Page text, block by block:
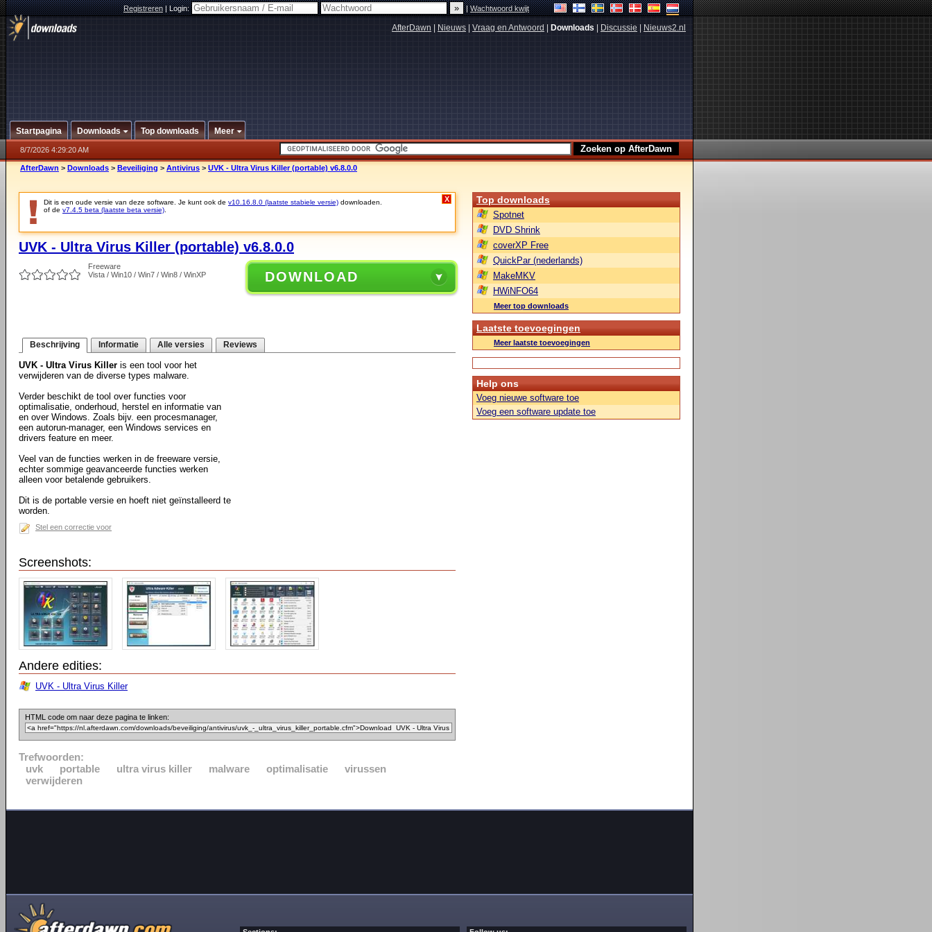
Registreren|Login: |Wachtwoord kwijt
AfterDawn Nieuws Vraag en Antwoord Downloads Discussie Nieuws2.nl
Startpagina Downloads Top downloads Meer
8/7/2026 4:29:20 AM
AfterDawn > Downloads > Beveiliging > Antivirus > UVK - Ultra Virus Killer (portable) v6.8.0.0
Dit is een oude versie van deze software. Je kunt ook de v10.16.8.0 (laatste stabiele versie) downloaden.
of de v7.4.5 beta (laatste beta versie)
X
UVK - Ultra Virus Killer (portable) v6.8.0.0
Freeware
Vista / Win10 / Win7 / Win8 / WinXP
DOWNLOAD
Beschrijving Informatie Alle versies Reviews
UVK - Ultra Virus Killer is een tool voor het
verwijderen van de diverse types malware.
Verder beschikt de tool over functies voor
optimalisatie, onderhoud, herstel en informatie van
en over Windows. Zoals bijv. een procesmanager,
een autorun-manager, een Windows services en
drivers feature en meer.
Veel van de functies werken in de freeware versie,
echter sommige geavanceerde functies werken
alleen voor betalende gebruikers.
Dit is de portable versie en hoeft niet geïnstalleerd te
worden.
Stel een correctie voor
Screenshots:
Andere edities:
UVK - Ultra Virus Killer
HTML code om naar deze pagina te linken:
Trefwoorden:
uvk
portable ultra virus killer malware optimalisatie
virussen
verwijderen
Top downloads
Spotnet
DVD Shrink
coverXP Free
QuickPar (nederlands)
MakeMKV
HWiNFO64
Meer top downloads
Laatste toevoegingen
Meer laatste toevoegingen
Help ons
Voeg nieuwe software toe
Voeg een software update toe